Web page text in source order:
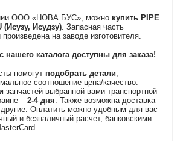
ООО «НОВА БУС», можно купить PIPE
(Исузу, Исудзу). Запасная часть
на заводе изготовителя.
нашего каталога доступны для заказа!
помогут подобрать детали,
соотношение цена/качество.
запчастей выбранной вами транспортной
–2-4 дня. Также возможна доставка
Оплатить можно удобным для вас
и безналичный расчет, банковскими